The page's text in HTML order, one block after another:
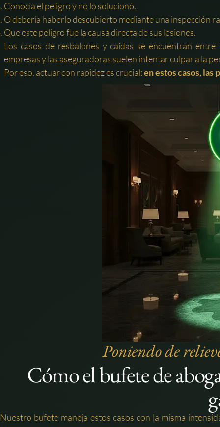
Conocía el peligro y no lo solucionó.
O debería haberlo descubierto mediante una inspección
Que este peligro fue la causa directa de sus lesiones.
Los casos de resbalones y caídas se encuentran
empresas y las aseguradoras suelen intentar culpar a la
Por eso, actuar con rapidez es crucial:en estos casos, las
Poniendo de
Cómo el bufete de
Nuestro bufete maneja estos casos con la misma